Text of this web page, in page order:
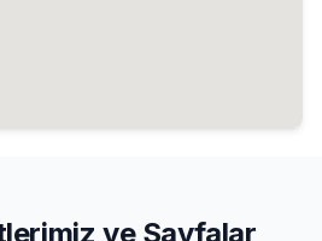
ve Sayfalar